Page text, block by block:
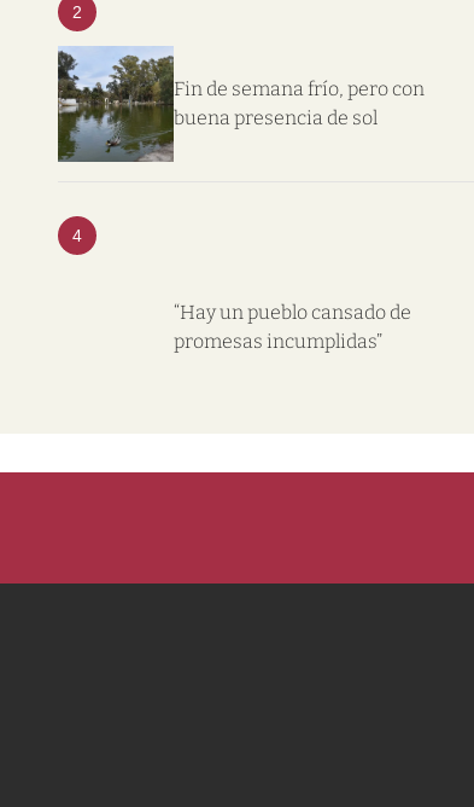
2
Fin de semana frío, pero con
buena presencia de sol
4
“Hay un pueblo cansado de
promesas incumplidas”